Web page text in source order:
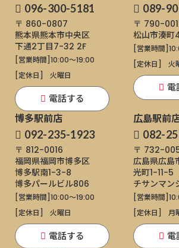
096-300-5181
〒 860-0807
熊本県熊本市中央区
下通2丁目7-32 2F
[営業時間]10:00～19:00
[定休日]
火曜日
電話する
089-
〒 790-
松山市湊町
[営業時間]
[定休日]
火
電
博多駅前店
092-235-1923
〒 812-0016
福岡県福岡市博多区
博多駅南1-3-8
博多パールビル806
[営業時間]10:00～19:00
[定休日]
火曜日
電話する
広島駅前
082-
〒 732-
広島県広島
光町1-11-5
チサンマン
[営業時間]
[定休日]
月
電